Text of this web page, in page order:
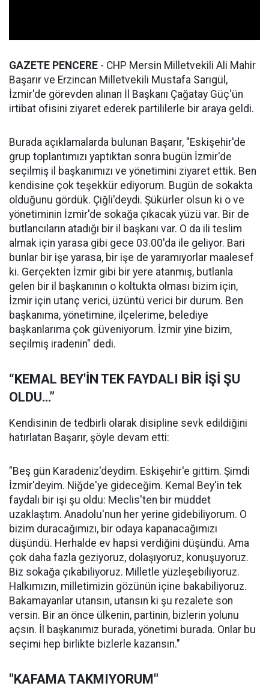
GAZETE PENCERE - CHP Mersin Milletvekili Ali Mahir
Başarır ve Erzincan Milletvekili Mustafa Sarıgül,
İzmir'de görevden alınan İl Başkanı Çağatay Güç'ün
irtibat ofisini ziyaret ederek partililerle bir araya geldi.
Burada açıklamalarda bulunan Başarır, "Eskişehir'de
grup toplantımızı yaptıktan sonra bugün İzmir'de
seçilmiş il başkanımızı ve yönetimini ziyaret ettik. Ben
kendisine çok teşekkür ediyorum. Bugün de sokakta
olduğunu gördük. Çiğli'deydi. Şükürler olsun ki o ve
yönetiminin İzmir'de sokağa çıkacak yüzü var. Bir de
butlancıların atadığı bir il başkanı var. O da ili teslim
almak için yarasa gibi gece 03.00'da ile geliyor. Bari
bunlar bir işe yarasa, bir işe de yaramıyorlar maalesef
ki. Gerçekten İzmir gibi bir yere atanmış, butlanla
gelen bir il başkanının o koltukta olması bizim için,
İzmir için utanç verici, üzüntü verici bir durum. Ben
başkanıma, yönetimine, ilçelerime, belediye
başkanlarıma çok güveniyorum. İzmir yine bizim,
seçilmiş iradenin" dedi.
“KEMAL BEY'İN TEK FAYDALI BİR İŞİ ŞU
OLDU…”
Kendisinin de tedbirli olarak disipline sevk edildiğini
hatırlatan Başarır, şöyle devam etti:
"Beş gün Karadeniz'deydim. Eskişehir'e gittim. Şimdi
İzmir'deyim. Niğde'ye gideceğim. Kemal Bey'in tek
faydalı bir işi şu oldu: Meclis'ten bir müddet
uzaklaştım. Anadolu'nun her yerine gidebiliyorum. O
bizim duracağımızı, bir odaya kapanacağımızı
düşündü. Herhalde ev hapsi verdiğini düşündü. Ama
çok daha fazla geziyoruz, dolaşıyoruz, konuşuyoruz.
Biz sokağa çıkabiliyoruz. Milletle yüzleşebiliyoruz.
Halkımızın, milletimizin gözünün içine bakabiliyoruz.
Bakamayanlar utansın, utansın ki şu rezalete son
versin. Bir an önce ülkenin, partinin, bizlerin yolunu
açsın. İl başkanımız burada, yönetimi burada. Onlar bu
seçimi hep birlikte bizlerle kazansın."
"KAFAMA TAKMIYORUM"